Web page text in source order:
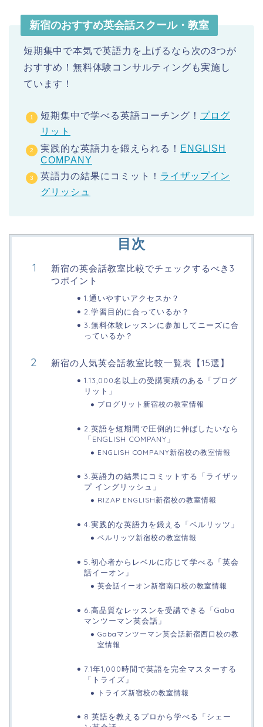
新宿のおすすめ英会話スクール・教室
短期集中で本気で英語力を上げるなら次の3つが
おすすめ！無料体験コンサルティングも実施し
ています！
短期集中で学べる英語コーチング！ プログ
リット
実践的な英語力を鍛えられる！ ENGLISH
COMPANY
英語力の結果にコミット！ ライザップイン
グリッシュ
目次
新宿の英会話教室比較でチェックするべき3
つポイント
1.通いやすいアクセスか？
2.学習目的に合っているか？
3.無料体験レッスンに参加してニーズに合
っているか？
新宿の人気英会話教室比較一覧表【15選】
1.13,000名以上の受講実績のある「プログ
リット」
プログリット新宿校の教室情報
2.英語を短期間で圧倒的に伸ばしたいなら
「ENGLISH COMPANY」
ENGLISH COMPANY新宿校の教室情報
3.英語力の結果にコミットする「ライザッ
プ イングリッシュ」
RIZAP ENGLISH新宿校の教室情報
4.実践的な英語力を鍛える「ベルリッツ」
ベルリッツ新宿校の教室情報
5.初心者からレベルに応じて学べる「英会
話イーオン」
英会話イーオン新宿南口校の教室情報
6.高品質なレッスンを受講できる「Gaba
マンツーマン英会話」
Gabaマンツーマン英会話新宿西口校の教
室情報
7.1年1,000時間で英語を完全マスターする
「トライズ」
トライズ新宿校の教室情報
8.英語を教えるプロから学べる「シェー